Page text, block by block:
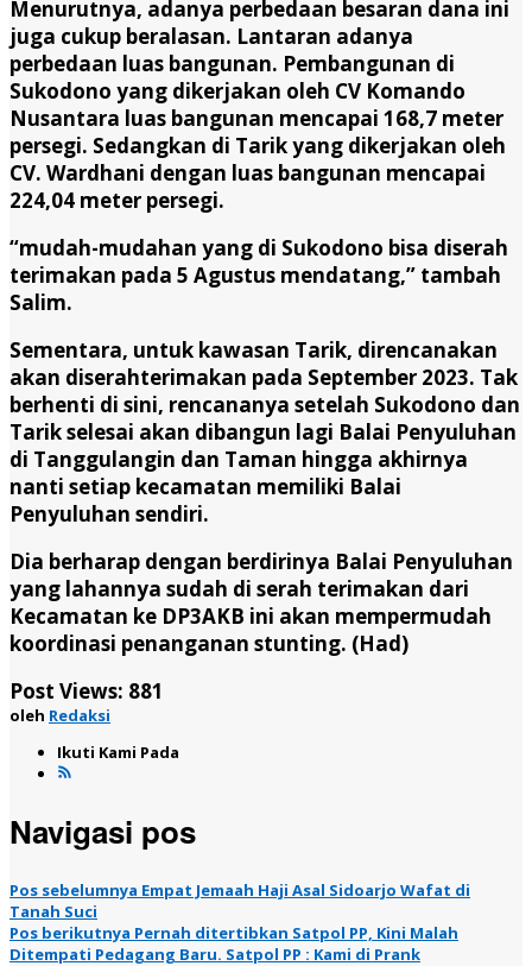
Menurutnya, adanya perbedaan besaran dana ini
juga cukup beralasan. Lantaran adanya
perbedaan luas bangunan. Pembangunan di
Sukodono yang dikerjakan oleh CV Komando
Nusantara luas bangunan mencapai 168,7 meter
persegi. Sedangkan di Tarik yang dikerjakan oleh
CV. Wardhani dengan luas bangunan mencapai
224,04 meter persegi.
“mudah-mudahan yang di Sukodono bisa diserah
terimakan pada 5 Agustus mendatang,” tambah
Salim.
Sementara, untuk kawasan Tarik, direncanakan
akan diserahterimakan pada September 2023. Tak
berhenti di sini, rencananya setelah Sukodono dan
Tarik selesai akan dibangun lagi Balai Penyuluhan
di Tanggulangin dan Taman hingga akhirnya
nanti setiap kecamatan memiliki Balai
Penyuluhan sendiri.
Dia berharap dengan berdirinya Balai Penyuluhan
yang lahannya sudah di serah terimakan dari
Kecamatan ke DP3AKB ini akan mempermudah
koordinasi penanganan stunting. (Had)
Post Views: 881
oleh Redaksi
Ikuti Kami Pada
Navigasi pos
Pos sebelumnya Empat Jemaah Haji Asal Sidoarjo Wafat di
Tanah Suci
Pos berikutnya Pernah ditertibkan Satpol PP, Kini Malah
Ditempati Pedagang Baru. Satpol PP : Kami di Prank